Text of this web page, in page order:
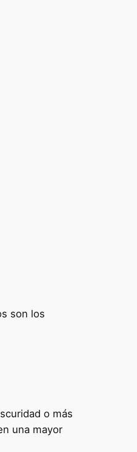
son los
o más
una mayor